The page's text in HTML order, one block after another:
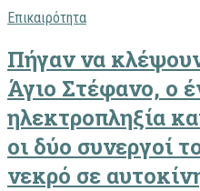
Επικαιρότητα
Πήγαν να
Άγιο Στέφανο, ο
ηλεκτροπληξία
οι δύο συνεργοί
νεκρό σε